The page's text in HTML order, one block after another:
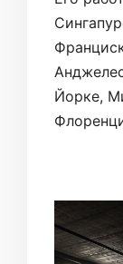
Йорке,